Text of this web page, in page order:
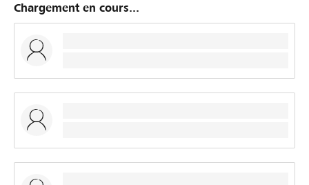
Chargement en cours...